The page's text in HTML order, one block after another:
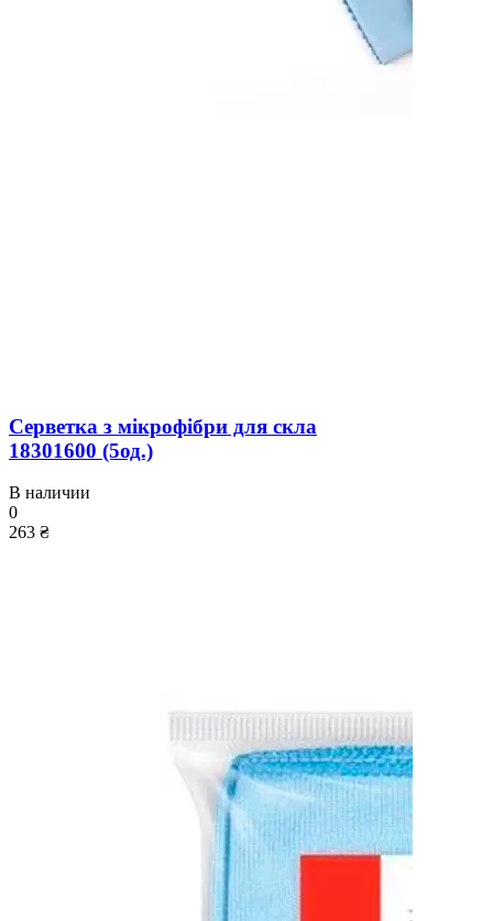
Серветка з мікрофібри для скла
18301600 (5од.)
В наличии
0
263 ₴